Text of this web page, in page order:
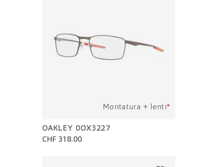
Montatura + lenti*
OAKLEY 0OX3227
CHF 318.00